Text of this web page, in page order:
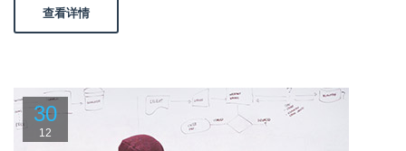
查看详情
30
12